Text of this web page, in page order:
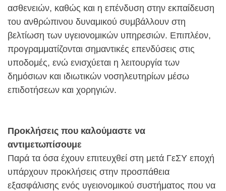
ασθενειών, καθώς και η επένδυση στην εκπαίδευση
του ανθρώπινου δυναμικού συμβάλλουν στη
βελτίωση των υγειονομικών υπηρεσιών. Επιπλέον,
προγραμματίζονται σημαντικές επενδύσεις στις
υποδομές, ενώ ενισχύεται η λειτουργία των
δημόσιων και ιδιωτικών νοσηλευτηρίων μέσω
επιδοτήσεων και χορηγιών.
Προκλήσεις που καλούμαστε να
αντιμετωπίσουμε
Παρά τα όσα έχουν επιτευχθεί στη μετά ΓεΣΥ εποχή
υπάρχουν προκλήσεις στην προσπάθεια
εξασφάλισης ενός υγειονομικού συστήματος που να